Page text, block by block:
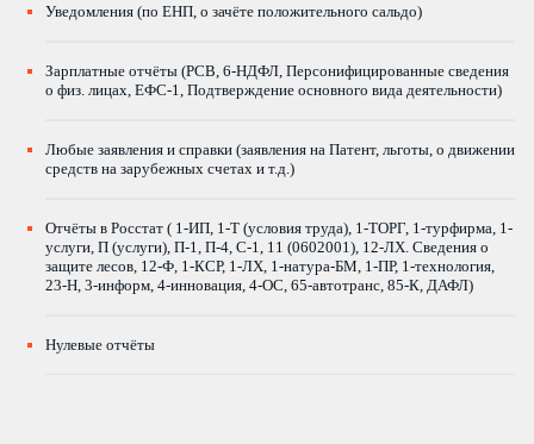
Уведомления (по ЕНП, о зачёте положительного сальдо)
Зарплатные отчёты (РСВ, 6-НДФЛ, Персонифицированные сведения
о физ. лицах, ЕФС-1, Подтверждение основного вида деятельности)
Любые заявления и справки (заявления на Патент, льготы, о движении
средств на зарубежных счетах и т.д.)
Отчёты в Росстат ( 1-ИП, 1-Т (условия труда), 1-ТОРГ, 1-турфирма, 1-
услуги, П (услуги), П-1, П-4, С-1, 11 (0602001), 12-ЛХ. Сведения о
защите лесов, 12-Ф, 1-КСР, 1-ЛХ, 1-натура-БМ, 1-ПР, 1-технология,
23-Н, 3-информ, 4-инновация, 4-ОС, 65-автотранс, 85-К, ДАФЛ)
Нулевые отчёты